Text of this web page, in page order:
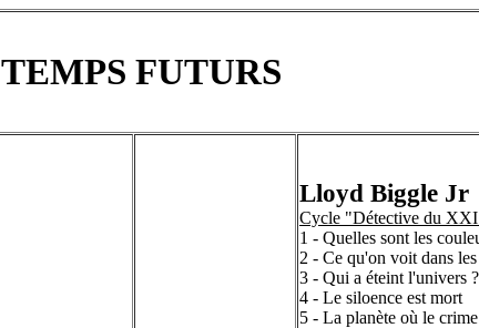
TEMPS FUTURS
Lloyd Biggle Jr
Cycle "Détective du XXI
1 - Quelles sont les
2 - Ce qu'on voit dans les
3 - Qui a éteint l'univers ?
4 - Le siloence est mort
5 - La planète où le